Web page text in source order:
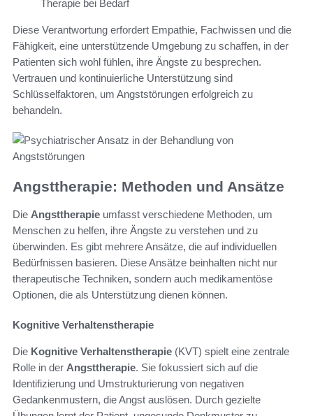
Therapie bei Bedarf
Diese Verantwortung erfordert Empathie, Fachwissen und die
Fähigkeit, eine unterstützende Umgebung zu schaffen, in der
Patienten sich wohl fühlen, ihre Ängste zu besprechen.
Vertrauen und kontinuierliche Unterstützung sind
Schlüsselfaktoren, um Angststörungen erfolgreich zu
behandeln.
Angsttherapie: Methoden und Ansätze
Die Angsttherapie umfasst verschiedene Methoden, um
Menschen zu helfen, ihre Ängste zu verstehen und zu
überwinden. Es gibt mehrere Ansätze, die auf individuellen
Bedürfnissen basieren. Diese Ansätze beinhalten nicht nur
therapeutische Techniken, sondern auch medikamentöse
Optionen, die als Unterstützung dienen können.
Kognitive Verhaltenstherapie
Die Kognitive Verhaltenstherapie (KVT) spielt eine zentrale
Rolle in der Angsttherapie. Sie fokussiert sich auf die
Identifizierung und Umstrukturierung von negativen
Gedankenmustern, die Angst auslösen. Durch gezielte